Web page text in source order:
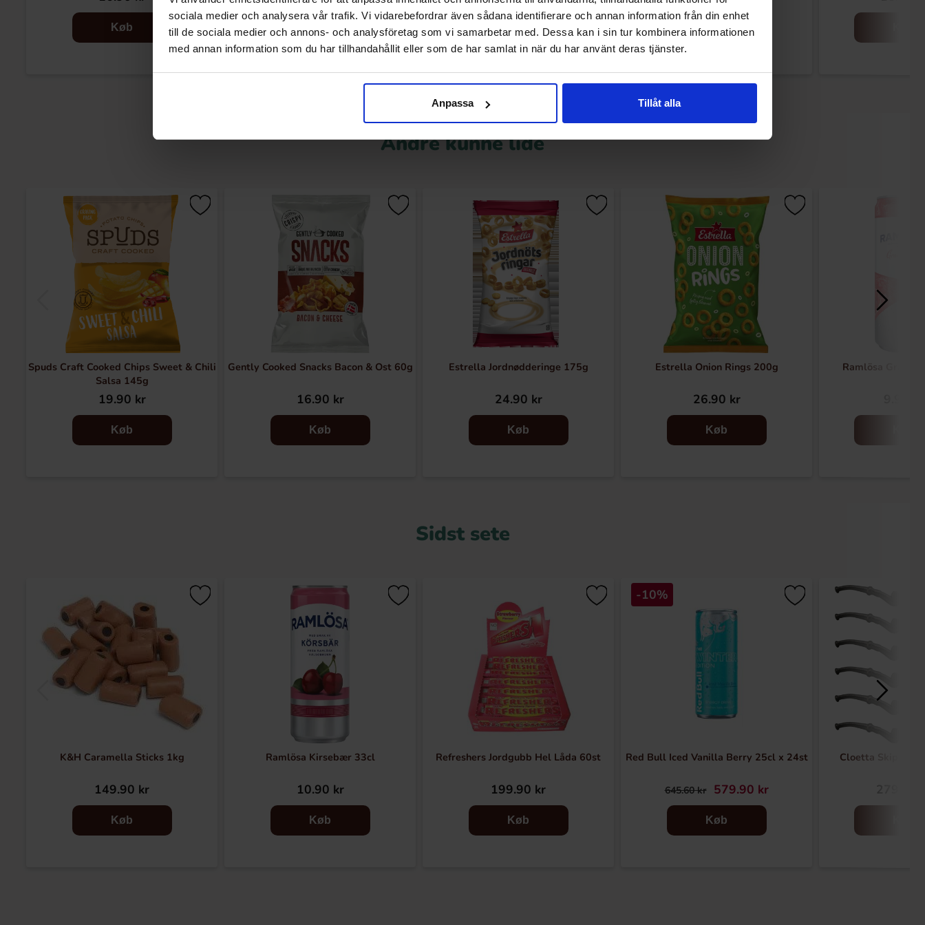
sociala medier och analysera vår trafik. Vi vidarebefordrar även sådana identifierare och annan information från din enhet
till de sociala medier och annons- och analysföretag som vi samarbetar med. Dessa kan i sin tur kombinera informationen
med annan information som du har tillhandahållit eller som de har samlat in när du har använt deras tjänster.
Anpassa Tillåt alla
Køb Køb
Andre kunne lide
Spuds Craft Cooked Chips Sweet & Chili
Salsa 145g
19.90 kr
Køb
Gently Cooked Snacks Bacon & Ost 60g
16.90 kr
Køb
Estrella Jordnødderinge 175g
24.90 kr
Køb
Estrella Onion Rings 200g
26.90 kr
Køb
Ramlösa
Sidst sete
K&H Caramella Sticks 1kg
149.90 kr
Køb
Ramlösa Kirsebær 33cl
10.90 kr
Køb
Refreshers Jordgubb Hel Låda 60st
199.90 kr
Køb
-10%
Red Bull Iced Vanilla Berry 25cl x 24st
645.60 kr 579.90 kr
Køb
Cloetta Skippers